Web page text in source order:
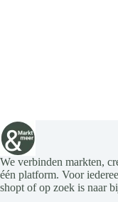
We verbinden markten,
één platform. Voor
shopt of op zoek is naar